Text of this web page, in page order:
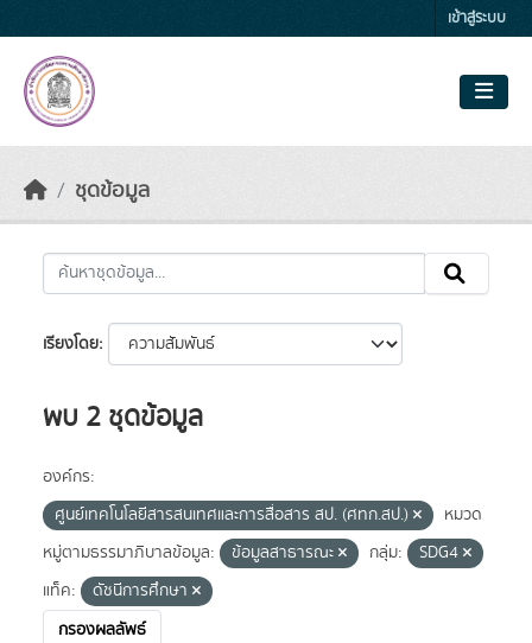
เข้าสู่ระบบ
ชุดข้อมูล
เรียงโดย
พบ 2 ชุดข้อมูล
องค์กร:
ศูนย์เทคโนโลยีสารสนเทศและการสื่อสาร สป. (ศทก.สป.)
หมวด
หมู่ตามธรรมาภิบาลข้อมูล:
ข้อมูลสาธารณะ กลุ่ม:
SDG4
แท็ค:
ดัชนีการศึกษา
กรองผลลัพธ์